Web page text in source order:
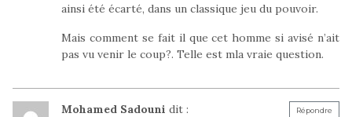
ainsi été écarté, dans un classique jeu du pouvoir.
Mais comment se fait il que cet homme si avisé n’ait
pas vu venir le coup?. Telle est mla vraie question.
Mohamed Sadouni dit : Répondre